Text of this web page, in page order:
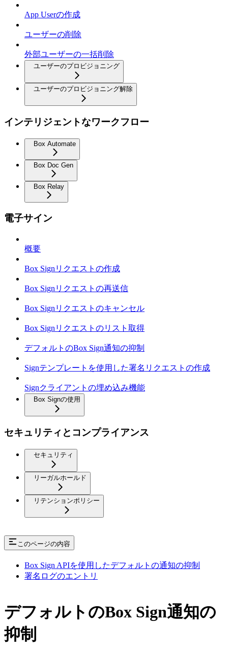
App Userの作成
ユーザーの削除
外部ユーザーの一括削除
ユーザーのプロビジョニング
ユーザーのプロビジョニング解除
インテリジェントなワークフロー
Box Automate
Box Doc Gen
Box Relay
電子サイン
概要
Box Signリクエストの作成
Box Signリクエストの再送信
Box Signリクエストのキャンセル
Box Signリクエストのリスト取得
デフォルトのBox Sign通知の抑制
Signテンプレートを使用した署名リクエストの作成
Signクライアントの埋め込み機能
Box Signの使用
セキュリティとコンプライアンス
セキュリティ
リーガルホールド
リテンションポリシー
このページの内容
Box Sign APIを使用したデフォルトの通知の抑制
署名ログのエントリ
デフォルトのBox Sign通知の
抑制